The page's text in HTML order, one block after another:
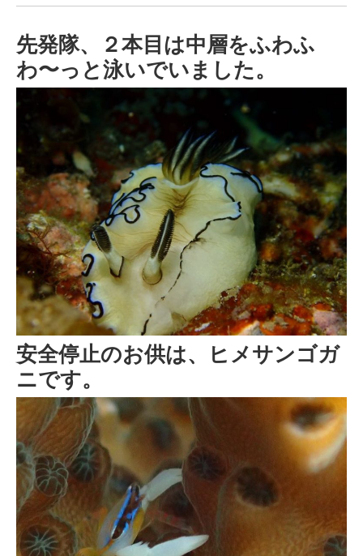
先発隊、２本目は中層をふわふ
わ〜っと泳いでいました。
安全停止のお供は、ヒメサンゴガ
ニです。